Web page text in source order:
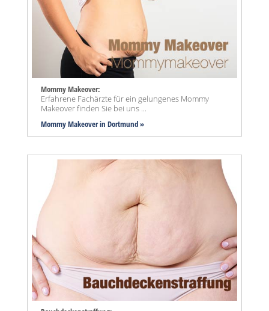
Mommy Makeover:
Erfahrene Fachärzte für ein gelungenes Mommy
Makeover finden Sie bei uns ...
Mommy Makeoverin Dortmund »